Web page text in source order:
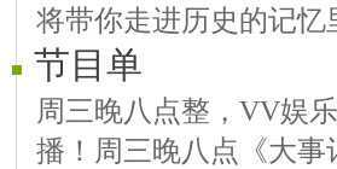
将带你走进历史的记
节目单
周三晚八点整，VV娱
播！周三晚八点《大